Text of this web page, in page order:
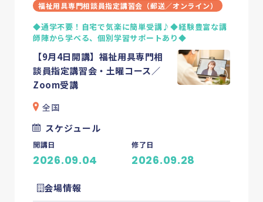
フクシカサーチとは
お知らせ・コラム
News お知らせ
Information
福祉用具専門相談員指定講習会（郵送／オンライン）
◆通学不要！自宅で気楽に簡単受講♪◆経験豊富な講
師陣から学べる、個別学習サポートあり◆
【9月4日開講】福祉用具専門相
談員指定講習会・土曜コース／
Zoom受講
全国
スケジュール
開講日
2026.09.04
修了日
2026.09.28
会場情報